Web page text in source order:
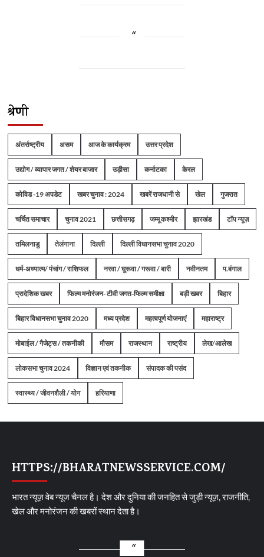
श्रेणी
अंतर्राष्ट्रीय असम आज के कार्यक्रम उत्तर प्रदेश
उद्योग / व्यापार जगत / शेयर बाजार उड़ीसा कर्नाटका केरल
कोविड -19 अपडेट खबर चुनाव : 2024 खबरें राजधानी से खेल गुजरात
चर्चित समाचार चुनाव 2021 छत्तीसगढ़ जम्मू कश्मीर झारखंड टॉप न्यूज़
तमिलनाडु तेलंगाना दिल्ली दिल्ली विधानसभा चुनाव 2020
धर्म-अध्यात्म/ पंचांग / राशिफल नरवा / घुरूवा / गरूवा / बारी नवीनतम प.बंगाल
प्रादेशिक खबर फिल्म मनोरंजन- टीवी जगत-फिल्म समीक्षा बड़ी खबर बिहार
बिहार विधानसभा चुनाव 2020 मध्य प्रदेश महत्वपूर्ण योजनाएं महाराष्ट्र
मोबाईल / गैजेट्स / तकनीकी मौसम राजस्थान राष्ट्रीय लेख/आलेख
लोकसभा चुनाव 2024 विज्ञान एवं तकनीक संपादक की पसंद
स्वास्थ्य / जीवनशैली / योग हरियाणा
HTTPS://BHARATNEWSSERVICE.COM/
भारत न्यूज़ वेब न्यूज चैनल है। देश और दुनिया की जनहित से जुड़ी न्यूज़, राजनीति,
खेल और मनोरंजन की खबरों स्थान देता है।